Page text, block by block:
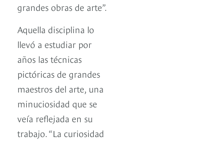
grandes obras de arte”.
Aquella disciplina lo
llevó a estudiar por
años las técnicas
pictóricas de grandes
maestros del arte, una
minuciosidad que se
veía reflejada en su
trabajo. “La curiosidad